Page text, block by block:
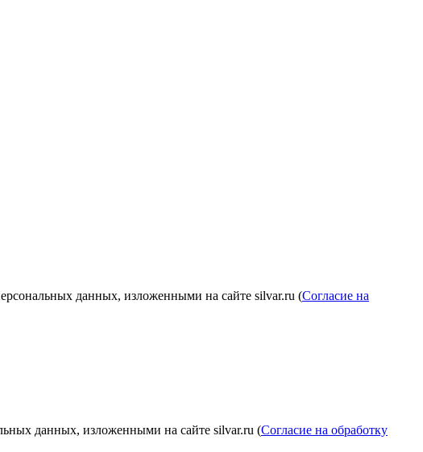
данных, изложенными на сайте silvar.ru (Согласие на
данных, изложенными на сайте silvar.ru (Согласие на обработку